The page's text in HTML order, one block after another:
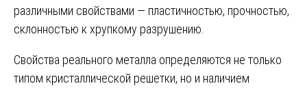
различными свойствами — пластичностью, прочностью,
склонностью к хрупкому разрушению.
Свойства реального металла определяются не только
типом кристаллической решетки, но и наличием